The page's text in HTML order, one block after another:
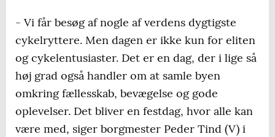
9.00-13.00: Underholdning og aktiviteter på
Egeskov torv. 3. etape af PostNord Danmark
Rundt går igennem Egeskov by
09.00-18.00: Storskærmen i startområdet på
Ryes Plads viser live fra 3. etape PostNord
Danmark Rundt 2026 hele dagen igennem
- Vi får besøg af nogle af verdens dygtigste
cykelryttere. Men dagen er ikke kun for eliten
og cykelentusiaster. Det er en dag, der i lige så
høj grad også handler om at samle byen
omkring fællesskab, bevægelse og gode
oplevelser. Det bliver en festdag, hvor alle kan
være med, siger borgmester Peder Tind (V) i